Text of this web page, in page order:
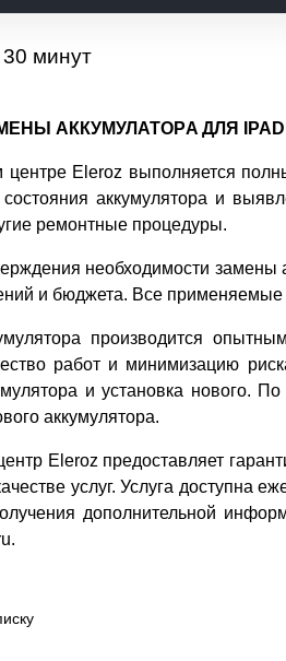
минут
АККУМУЛАТОРA ДЛЯ IPAD
центре Eleroz выполняется
состояния аккумулятора и
ремонтные процедуры.
необходимости замены
и бюджета. Все
производится
работ и минимизацию
и установка нового.
аккумулятора.
Eleroz предоставляет
услуг. Услуга доступна
дополнительной